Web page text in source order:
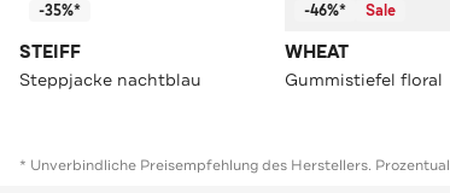
-35%*
STEIFF
Steppjacke nachtblau
-46%* Sale
WHEAT
Gummistiefel floral
* Unverbindliche Preisempfehlung des Herstellers.